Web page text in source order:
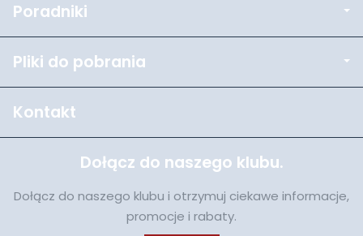
Poradniki
Pliki do pobrania
Kontakt
Dołącz do naszego klubu.
Dołącz do naszego klubu i otrzymuj ciekawe informacje,
promocje i rabaty.